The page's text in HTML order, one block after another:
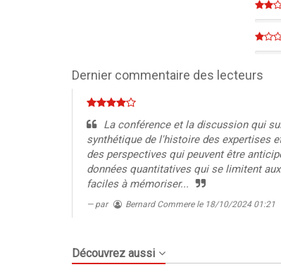
Dernier commentaire des lecteurs
La conférence et la discussion qui
synthétique de l'histoire des expertises
des perspectives qui peuvent être
données quantitatives qui se limitent
faciles à mémoriser...
par Bernard Commere le 18/10/2024 01:21
Découvrez aussi